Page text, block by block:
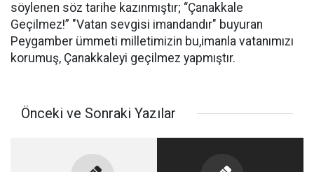
söylenen söz tarihe kazınmıştır; “Çanakkale
Geçilmez!” "Vatan sevgisi imandandır" buyuran
Peygamber ümmeti milletimizin bu,imanla vatanımızı
korumuş, Çanakkaleyi geçilmez yapmıştır.
Önceki ve Sonraki Yazılar